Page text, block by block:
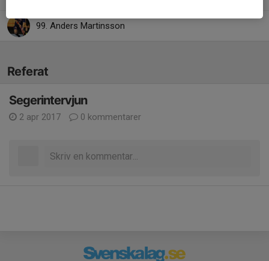
99. Anders Martinsson
Referat
Segerintervjun
2 apr 2017 0 kommentarer